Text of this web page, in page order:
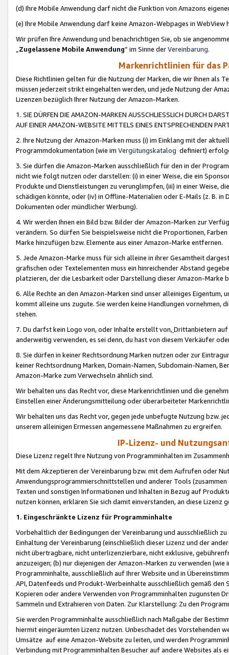
(d) Ihre Mobile Anwendung darf nicht die Funktion von Amazons
(e) Ihre Mobile Anwendung darf keine Amazon-Webpages in WebView
Wir prüfen Ihre Anwendung und benachrichtigen Sie, ob sie
„Zugelassene Mobile Anwendung“ im Sinne derVereinbarung.
Markenrichtlinien für das
Diese Richtlinien gelten für die Nutzung der Marken, die wir Ihnen als
müssen jederzeit strikt eingehalten werden, und jede Nutzung der
Lizenzen bezüglich Ihrer Nutzung der Amazon-Marken.
1. SIE DÜRFEN DIE AMAZON-MARKEN AUSSCHLIESSLICH DURCH
AUF EINER AMAZON-WEBSITE MITTELS EINES ENTSPRECHENDEN
2. Ihre Nutzung der Amazon-Marken muss (i) im Einklang mit der
Programmdokumentation (wie im Vergütungskatalog definiert)
3. Sie dürfen die Amazon-Marken ausschließlich für den in der
nicht wie folgt nutzen oder darstellen: (i) in einer Weise, die ein
Produkte und Dienstleistungen zu verunglimpfen, (iii) in einer Weise,
schädigen könnte, oder (iv) in Offline-Materialien oder E-Mails (z. B. in
Dokumenten oder mündlicher Werbung).
4. Wir werden Ihnen ein Bild bzw. Bilder der Amazon-Marken zur
verändern. So dürfen Sie beispielsweise nicht die Proportionen,
Marke hinzufügen bzw. Elemente aus einer Amazon-Marke entfernen.
5. Jede Amazon-Marke muss für sich alleine in ihrer Gesamtheit
grafischen oder Textelementen muss ein hinreichender Abstand
platzieren, der die Lesbarkeit oder Darstellung dieser Amazon-Marke
6. Alle Rechte an den Amazon-Marken sind unser alleiniges
kommt alleine uns zugute. Sie werden keine Handlungen vornehmen,
stehen.
7. Du darfst kein Logo von, oder Inhalte erstellt von,Drittanbietern auf
anderweitig verwenden, es sei denn, du hast von diesem Verkäufer
8. Sie dürfen in keiner Rechtsordnung Marken nutzen oder zur
keiner Rechtsordnung Marken, Domain-Namen, Subdomain-Namen,
Amazon-Marke zum Verwechseln ähnlich sind.
Wir behalten uns das Recht vor, diese Markenrichtlinien und die
Einstellen einer Änderungsmitteilung oder überarbeiteter
Wir behalten uns das Recht vor, gegen jede unbefugte Nutzung bzw.
unserem alleinigen Ermessen angemessene Maßnahmen zu ergreifen.
IP-Lizenz- und
Diese Lizenz regelt Ihre Nutzung von Programminhalten im
Mit dem Akzeptieren der Vereinbarung bzw. mit dem Aufrufen oder
Anwendungsprogrammierschnittstellen und anderer Tools (zusammen
Texten und sonstigen Informationen und Inhalten in Bezug auf
nutzen können, erklären Sie sich damit einverstanden, an diese Lizenz
1. Eingeschränkte Lizenz für Programminhalte
Vorbehaltlich der Bedingungen der Vereinbarung und ausschließlich
Einhaltung der Vereinbarung (einschließlich dieser Lizenz und der
nicht übertragbare, nicht unterlizenzierbare, nicht exklusive,
anzuzeigen; (b) nur diejenigen der Amazon-Marken zu verwenden
Programminhalte, ausschließlich auf Ihrer Website und in
API, Datenfeeds und Produkt-Werbeinhalte ausschließlich gemäß
Kopieren oder andere Verwenden von Programminhalten zugunsten
Sammeln und Extrahieren von Daten. Zur Klarstellung: Zu den
Sie werden Programminhalte ausschließlich nach Maßgabe der
hiermit eingeräumten Lizenz nutzen. Unbeschadet des Vorstehenden
Umsätze auf eine Amazon-Website zu leiten, und werden
Verbindung mit Programminhalten Besucher auf andere Websites als